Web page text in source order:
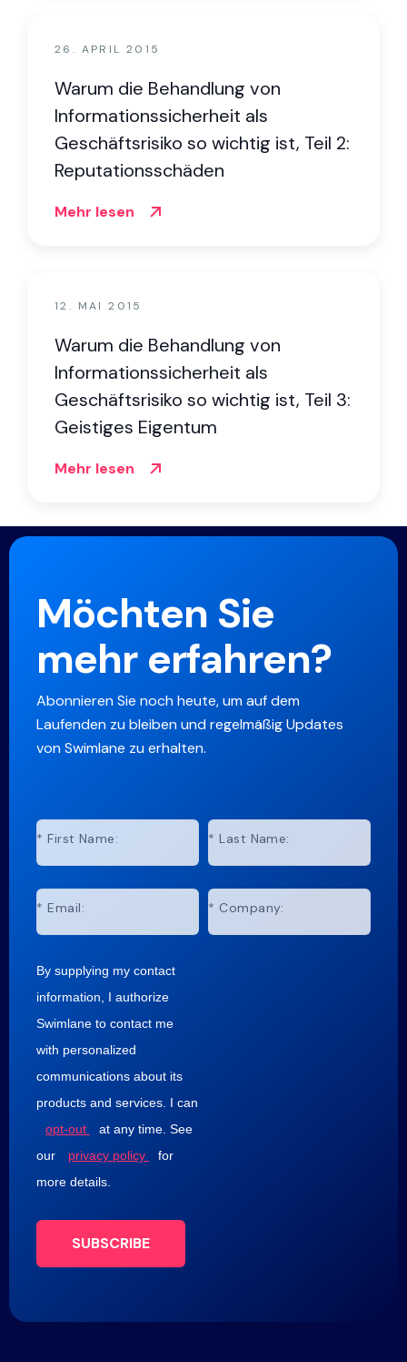
26. APRIL 2015
Warum die Behandlung von
Informationssicherheit als
Geschäftsrisiko so wichtig ist, Teil 2:
Reputationsschäden
Mehr lesen
12. MAI 2015
Warum die Behandlung von
Informationssicherheit als
Geschäftsrisiko so wichtig ist, Teil 3:
Geistiges Eigentum
Mehr lesen
Möchten Sie
mehr erfahren?
Abonnieren Sie noch heute, um auf dem
Laufenden zu bleiben und regelmäßig Updates
von Swimlane zu erhalten.
* First Name: * Last Name:
* Email: * Company:
By supplying my contact
information, I authorize
Swimlane to contact me
with personalized
communications about its
products and services. I can
opt-out
at any time. See
our
privacy policy
for
more details.
SUBSCRIBE